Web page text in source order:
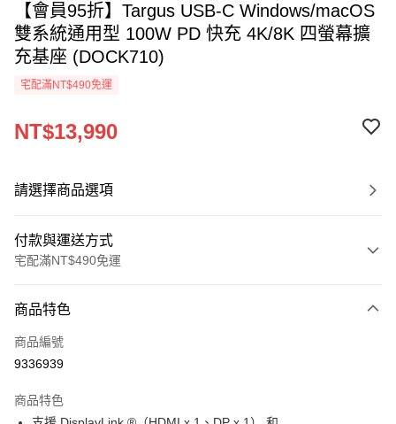
【會員95折】Targus USB-C Windows/macOS
雙系統通用型 100W PD 快充 4K/8K 四螢幕擴
充基座 (DOCK710)
宅配滿NT$490免運
NT$13,990
請選擇商品選項
付款與運送方式
宅配滿NT$490免運
信用卡一次付款
信用卡分期付款
合作金庫商業銀行
6 期 0 利率 每期
商品特色
商品編號
9336939
商品特色